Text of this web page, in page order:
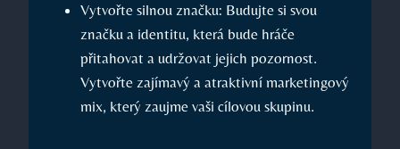
Vytvořte silnou značku: Budujte si svou
značku a identitu, která bude hráče
přitahovat a udržovat jejich pozornost.
Vytvořte zajímavý a atraktivní marketingový
mix, který zaujme vaši cílovou skupinu.